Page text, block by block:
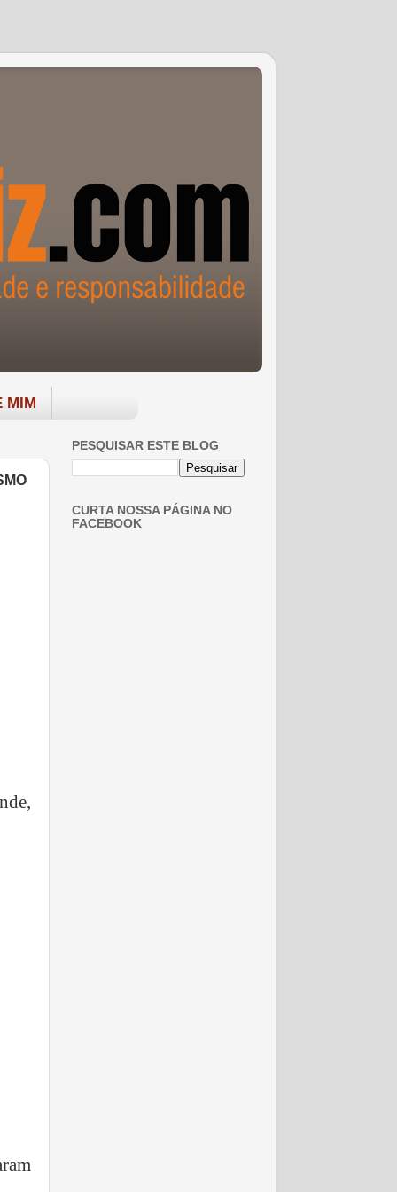
MIM
PESQUISAR ESTE BLOG
CURTA NOSSA PÁGINA NO
FACEBOOK